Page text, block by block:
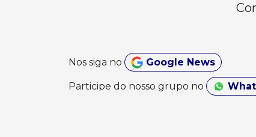
Nos siga no Google News
Participe do nosso grupo no